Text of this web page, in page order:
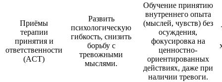
Приёмы
терапии
принятия и
ответственности
(ACT)
Развить
психологическую
гибкость, снизить
борьбу с
тревожными
мыслями.
Обучение принятию
внутреннего опыта
(мыслей, чувств) без
осуждения,
фокусировка на
ценностно-
ориентированных
действиях, даже при
наличии тревоги.